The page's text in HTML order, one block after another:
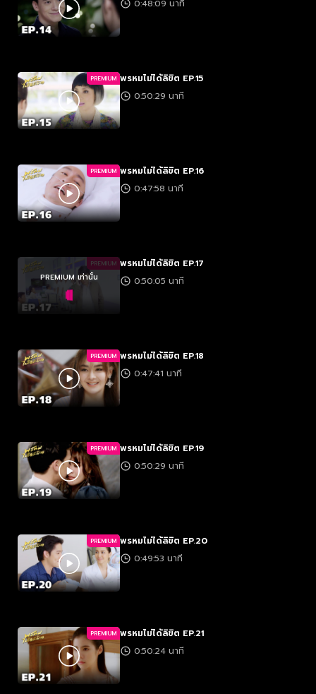
0:48:09 นาที
PREMIUM พรหมไม่ได้ลิขิต EP.15
0:50:29 นาที
PREMIUM พรหมไม่ได้ลิขิต EP.16
0:47:58 นาที
PREMIUM
PREMIUM เท่านั้น
พรหมไม่ได้ลิขิต EP.17
0:50:05 นาที
PREMIUM พรหมไม่ได้ลิขิต EP.18
0:47:41 นาที
PREMIUM พรหมไม่ได้ลิขิต EP.19
0:50:29 นาที
PREMIUM พรหมไม่ได้ลิขิต EP.20
0:49:53 นาที
PREMIUM พรหมไม่ได้ลิขิต EP.21
0:50:24 นาที